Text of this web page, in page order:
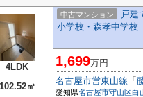
4LDK
102.52㎡
中古マンション
戸建
小学校・森孝中学校
1,699万円
名古屋市営東山線 「
愛知県名古屋市守山区白